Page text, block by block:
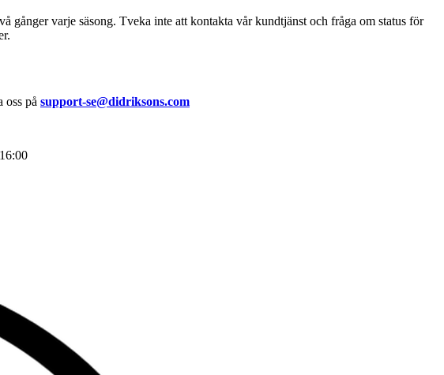
gånger varje säsong. Tveka inte att kontakta vår kundtjänst och fråga om status för
oss på support-se@didriksons.com